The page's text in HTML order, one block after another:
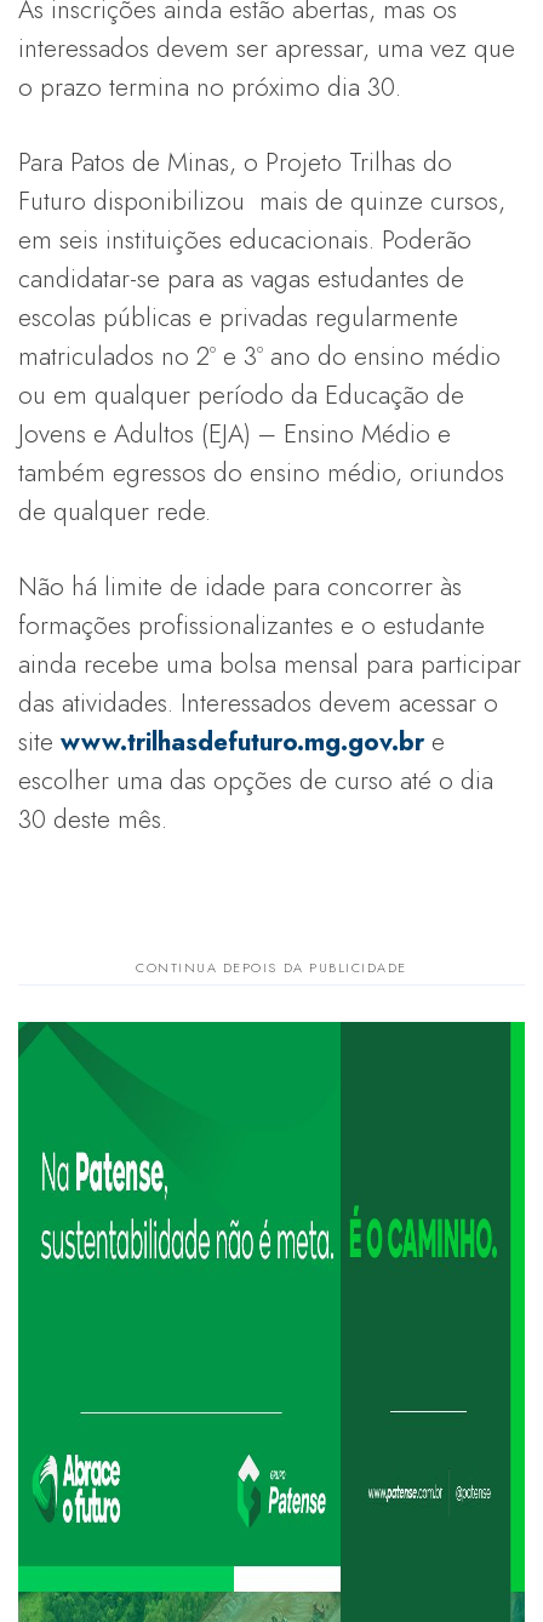
As inscrições ainda estão abertas, mas os
interessados devem ser apressar, uma vez que
o prazo termina no próximo dia 30.
Para Patos de Minas, o Projeto Trilhas do
Futuro disponibilizou mais de quinze cursos,
em seis instituições educacionais. Poderão
candidatar-se para as vagas estudantes de
escolas públicas e privadas regularmente
matriculados no 2º e 3º ano do ensino médio
ou em qualquer período da Educação de
Jovens e Adultos (EJA) – Ensino Médio e
também egressos do ensino médio, oriundos
de qualquer rede.
Não há limite de idade para concorrer às
formações profissionalizantes e o estudante
ainda recebe uma bolsa mensal para participar
das atividades. Interessados devem acessar o
site www.trilhasdefuturo.mg.gov.bre
escolher uma das opções de curso até o dia
30 deste mês.